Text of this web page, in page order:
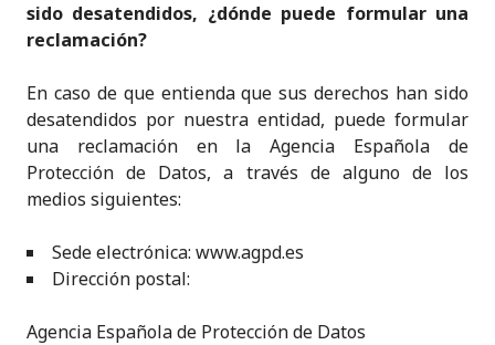
sido desatendidos, ¿dónde puede formular una
reclamación?
En caso de que entienda que sus derechos han sido
desatendidos por nuestra entidad, puede formular
una reclamación en la Agencia Española de
Protección de Datos, a través de alguno de los
medios siguientes:
Sede electrónica: www.agpd.es
Dirección postal:
Agencia Española de Protección de Datos